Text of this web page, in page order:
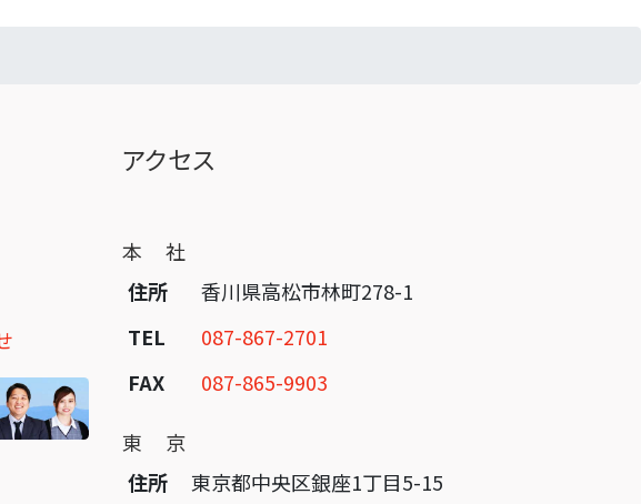
アクセス
本 社
住所
香川県高松市林町278-1
TEL
087-867-2701
FAX
087-865-9903
東 京
住所
東京都中央区銀座1丁目5-15